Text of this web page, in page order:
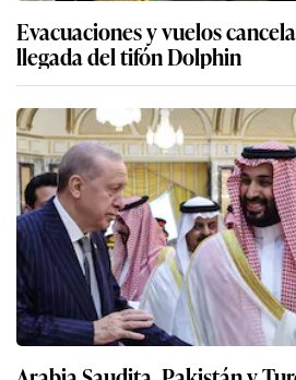
Evacuaciones y vuelos
llegada del tifón Dolphin